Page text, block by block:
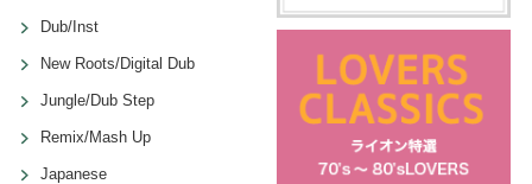
Dub/Inst
New Roots/Digital Dub
Jungle/Dub Step
Remix/Mash Up
Japanese